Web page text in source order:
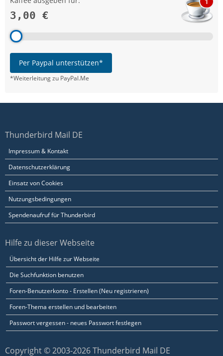
3,00 €
Per Paypal unterstützen*
*Weiterleitung zu PayPal.Me
Thunderbird Mail DE
Impressum & Kontakt
Datenschutzerklärung
Einsatz von Cookies
Nutzungsbedingungen
Spendenaufruf für Thunderbird
Hilfe zu dieser Webseite
Übersicht der Hilfe zur Webseite
Die Suchfunktion benutzen
Foren-Benutzerkonto - Erstellen (Neu registrieren)
Foren-Thema erstellen und bearbeiten
Passwort vergessen - neues Passwort festlegen
Copyright © 2003-2026 Thunderbird Mail DE